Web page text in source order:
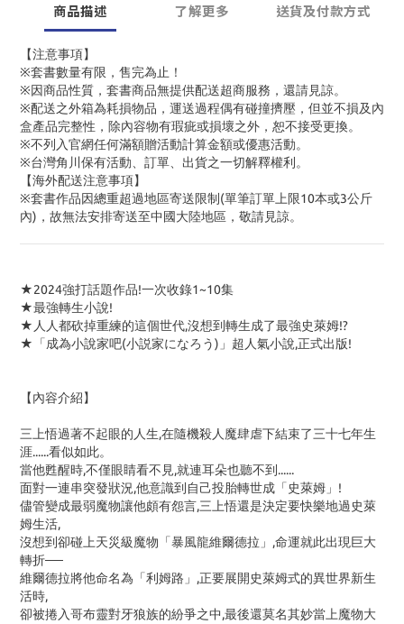
商品描述 了解更多 送貨及付款方式
【注意事項】
※套書數量有限，售完為止！
※因商品性質，套書商品無提供配送超商服務，還請見諒。
※配送之外箱為耗損物品，運送過程偶有碰撞擠壓，但並不損及內
盒產品完整性，除內容物有瑕疵或損壞之外，恕不接受更換。
※不列入官網任何滿額贈活動計算金額或優惠活動。
※台灣角川保有活動、訂單、出貨之一切解釋權利。
【海外配送注意事項】
※套書作品因總重超過地區寄送限制(單筆訂單上限10本或3公斤
內)，故無法安排寄送至中國大陸地區，敬請見諒。
★2024強打話題作品!一次收錄1~10集
★最強轉生小說!
★人人都砍掉重練的這個世代,沒想到轉生成了最強史萊姆!?
★「成為小說家吧(小説家になろう)」超人氣小說,正式出版!
【內容介紹】
三上悟過著不起眼的人生,在隨機殺人魔肆虐下結束了三十七年生
涯......看似如此。
當他甦醒時,不僅眼睛看不見,就連耳朵也聽不到......
面對一連串突發狀況,他意識到自己投胎轉世成「史萊姆」!
儘管變成最弱魔物讓他頗有怨言,三上悟還是決定要快樂地過史萊
姆生活,
沒想到卻碰上天災級魔物「暴風龍維爾德拉」,命運就此出現巨大
轉折──
維爾德拉將他命名為「利姆路」,正要展開史萊姆式的異世界新生
活時,
卻被捲入哥布靈對牙狼族的紛爭之中,最後還莫名其妙當上魔物大